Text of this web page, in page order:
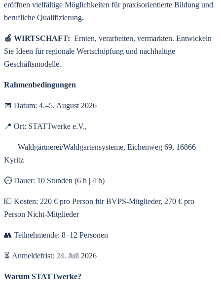
eröffnen vielfältige Möglichkeiten für praxisorientierte Bildung und
berufliche Qualifizierung.
🍎 WIRTSCHAFT: Ernten, verarbeiten, vermarkten. Entwickeln
Sie Ideen für regionale Wertschöpfung und nachhaltige
Geschäftsmodelle.
Rahmenbedingungen
📅 Datum: 4.–5. August 2026
📍 Ort: STATTwerke e.V.,
Waldgärtnerei/Waldgartensysteme, Eichenweg 69, 16866
Kyritz
⏱️ Dauer: 10 Stunden (6 h | 4 h)
💶 Kosten: 220 € pro Person für BVPS-Mitglieder, 270 € pro
Person Nicht-Mitglieder
👥 Teilnehmende: 8–12 Personen
⏳ Anmeldefrist: 24. Juli 2026
Warum STATTwerke?